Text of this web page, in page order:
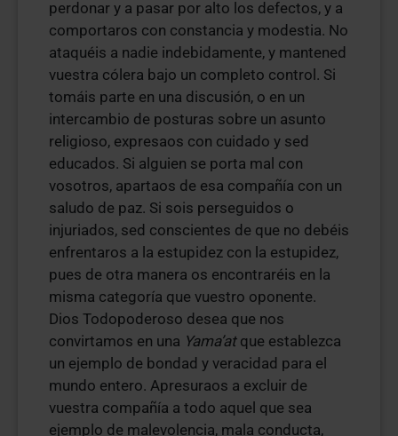
perdonar y a pasar por alto los defectos, y a
comportaros con constancia y modestia. No
ataquéis a nadie indebidamente, y mantened
vuestra cólera bajo un completo control. Si
tomáis parte en una discusión, o en un
intercambio de posturas sobre un asunto
religioso, expresaos con cuidado y sed
educados. Si alguien se porta mal con
vosotros, apartaos de esa compañía con un
saludo de paz. Si sois perseguidos o
injuriados, sed conscientes de que no debéis
enfrentaros a la estupidez con la estupidez,
pues de otra manera os encontraréis en la
misma categoría que vuestro oponente.
Dios Todopoderoso desea que nos
convirtamos en una Yama’atque establezca
un ejemplo de bondad y veracidad para el
mundo entero. Apresuraos a excluir de
vuestra compañía a todo aquel que sea
ejemplo de malevolencia, mala conducta,